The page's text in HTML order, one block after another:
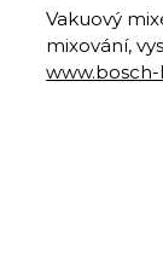
Vakuový
mixování,